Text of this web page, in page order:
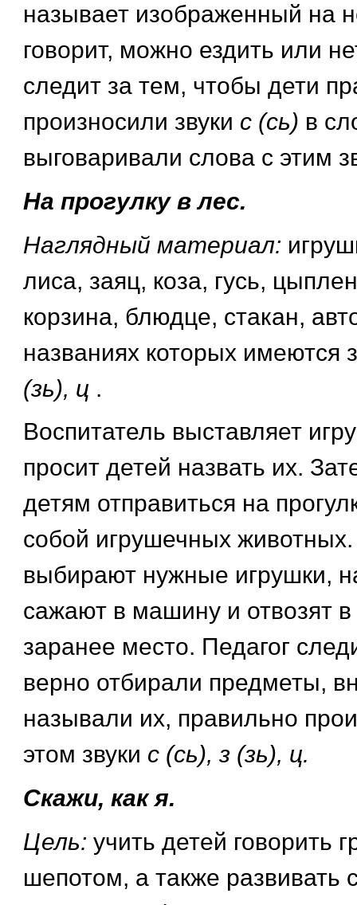
называет изображенный на
говорит, можно ездить или
следит за тем, чтобы дети
произносили звуки с (сь) в
выговаривали слова с этим
На прогулку в лес.
Наглядный материал:
лиса, заяц, коза, гусь,
корзина, блюдце, стакан,
названиях которых имеются
(зь), ц .
Воспитатель выставляет
просит детей назвать их.
детям отправиться на
собой игрушечных
выбирают нужные игрушки,
сажают в машину и отвозят
заранее место. Педагог
верно отбирали предметы,
называли их, правильно
этом звуки с (сь), з (зь), ц.
Скажи, как я.
Цель: учить детей говорить
шепотом, а также развивать